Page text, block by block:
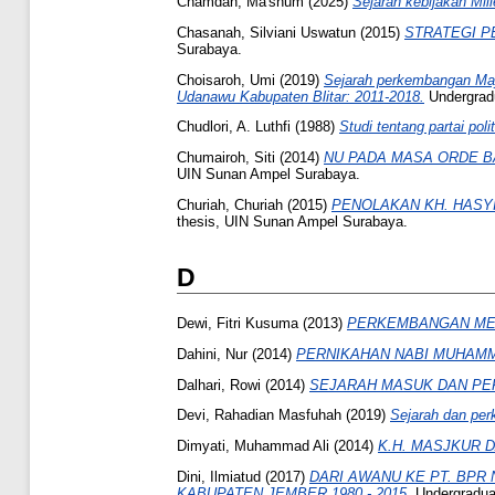
Chasanah, Silviani Uswatun (2015) STRATEGI
Surabaya.
Choisaroh, Umi (2019) Sejarah perkembangan
Udanawu Kabupaten Blitar: 2011-2018.
Chudlori, A. Luthfi (1988) Studi tentang partai
Chumairoh, Siti (2014) NU PADA MASA ORDE
UIN Sunan Ampel Surabaya.
Churiah, Churiah (2015) PENOLAKAN KH.
thesis, UIN Sunan Ampel Surabaya.
D
Dewi, Fitri Kusuma(2013) PERKEMBANGAN
Dahini, Nur(2014) PERNIKAHAN NABI
Dalhari, Rowi (2014) SEJARAH MASUK DAN
Devi, Rahadian Masfuhah (2019) Sejarah dan
Dimyati, Muhammad Ali (2014) K.H. MASJKUR
Dini, Ilmiatud (2017) DARI AWANU KE PT. BPR